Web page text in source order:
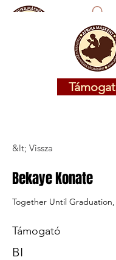
&lt; Vissza
Bekaye Konate
Together Until
Támogató
BI